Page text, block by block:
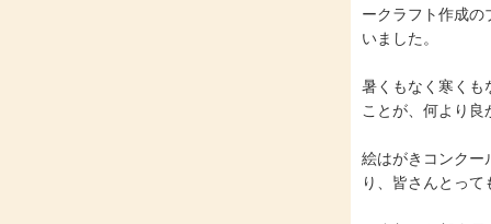
ークラフト作成の
いました。
暑くもなく寒くも
ことが、何より良
絵はがきコンクー
り、皆さんとっ